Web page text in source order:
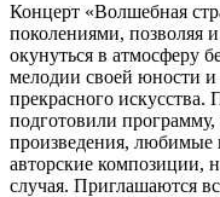
Концерт «Волшебная
поколениями, позволяя
окунуться в атмосферу
мелодии своей юности и
прекрасного искусства.
подготовили программу,
произведения,
авторские композиции,
случая. Приглашаются